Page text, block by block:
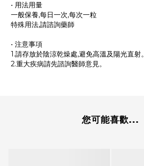
• 用法用量
一般保養,每日一次,每次一粒
特殊用法,請諮詢藥師
• 注意事項
1.請存放於陰涼乾燥處,避免高溫及陽光直射。
2.重大疾病請先諮詢醫師意見。
您可能喜歡...